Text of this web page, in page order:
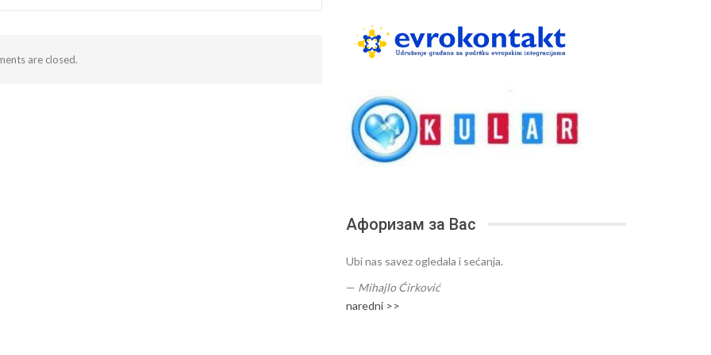
are closed.
Афоризам за Вас
Ubi nas savez ogledala i sećanja.
— Mihajlo Ćirković
naredni >>